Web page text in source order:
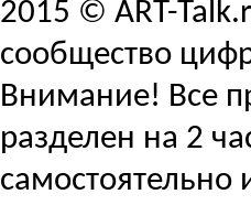
2015 © ART-
сообщество
Внимание! Все
разделен на 2
самостоятельно